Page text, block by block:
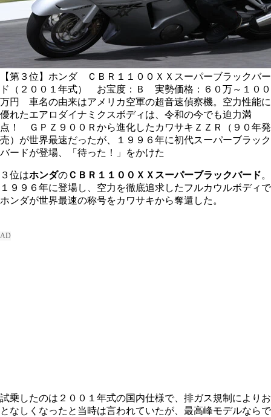
【第３位】ホンダ ＣＢＲ１１００ＸＸスーパーブラックバー
ド（２００１年式） お宝度：Ｂ 実勢価格：６０万～１００
万円 車名の由来はアメリカ空軍の超音速偵察機。空力性能に
優れたエアロダイナミクスボディは、令和の今でも迫力満
点！ ＧＰＺ９００Ｒから進化したカワサキＺＺＲ（９０年発
売）が世界最速だったが、１９９６年に初代スーパーブラック
バードが登場、「待った！」をかけた
３位はホンダのＣＢＲ１１００ＸＸスーパーブラックバード。
１９９６年に登場し、空力を徹底追求したフルカウルボディで
ホンダが世界最速の称号をカワサキから奪還した。
試乗したのは２００１年式の国内仕様で、排ガス規制によりお
となしくなったと当時は言われていたが、最高峰モデルならで